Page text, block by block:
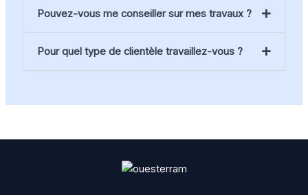
Pouvez-vous me conseiller sur mes travaux ?
Pour quel type de clientèle travaillez-vous ?